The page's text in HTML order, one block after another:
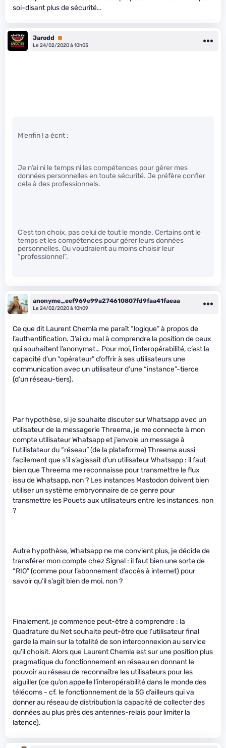
soi-disant plus de sécurité…
Jarodd
Premium
Le 24/02/2020 à 10h05
M’enfin ! a écrit :
Je n’ai ni le temps ni les compétences pour gérer mes
données personnelles en toute sécurité. Je préfère confier
cela à des professionnels.
C’est ton choix, pas celui de tout le monde. Certains ont le
temps et les compétences pour gérer leurs données
personnelles. Ou voudraient au moins choisir leur
“professionnel”.
anonyme_eef969e99a274610807fd9faa41faeaa
Le 24/02/2020 à 10h09
Ce que dit Laurent Chemla me paraît “logique” à propos de
l’authentification. J’ai du mal à comprendre la position de ceux
qui souhaitent l’anonymat… Pour moi, l’interopérabilité, c’est la
capacité d’un “opérateur” d’offrir à ses utilisateurs une
communication avec un utilisateur d’une “instance”-tierce
(d’un réseau-tiers).
Par hypothèse, si je souhaite discuter sur Whatsapp avec un
utilisateur de la messagerie Threema, je me connecte à mon
compte utilisateur Whatsapp et j’envoie un message à
l’utilistateur du “réseau” (de la plateforme) Threema aussi
facilement que s’il s’agissait d’un utilisateur Whatsapp : il faut
bien que Threema me reconnaisse pour transmettre le flux
issu de Whatsapp, non ? Les instances Mastodon doivent bien
utiliser un système embryonnaire de ce genre pour
transmettre les Pouets aux utilisateurs entre les instances, non
?
Autre hypothèse, Whatsapp ne me convient plus, je décide de
transférer mon compte chez Signal : il faut bien une sorte de
“RIO” (comme pour l’abonnement d’accès à internet) pour
savoir qu’il s’agit bien de moi, non ?
Finalement, je commence peut-être à comprendre : la
Quadrature du Net souhaite peut-être que l’utilisateur final
garde la main sur la totalité de son interconnexion au service
qu’il choisit. Alors que Laurent Chemla est sur une position plus
pragmatique du fonctionnement en réseau en donnant le
pouvoir au réseau de reconnaître les utilisateurs pour les
aiguiller (ce qu’on appelle l’interopérabilité dans le monde des
télécoms - cf. le fonctionnement de la 5G d’ailleurs qui va
donner au réseau de distribution la capacité de collecter des
données au plus près des antennes-relais pour limiter la
latence).